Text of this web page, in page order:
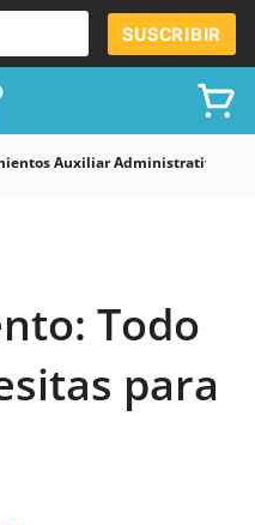
SUSCRIBIR
Auxiliar Administrativo
Todo
para